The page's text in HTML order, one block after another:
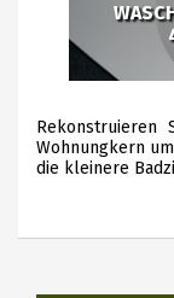
Rekonstruieren
Wohnungkern
die kleinere